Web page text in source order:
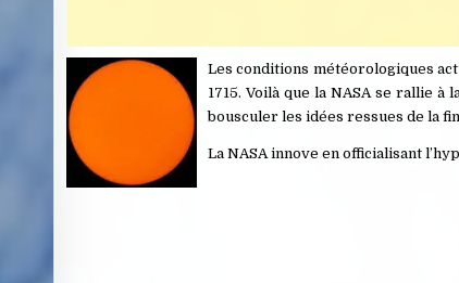
Les conditions météorologiques
1715. Voilà que la NASA se rallie
bousculer les idées ressues de la
La NASA innove en officialisant